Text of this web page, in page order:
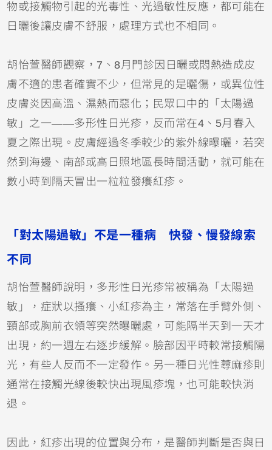
物或接觸物引起的光毒性、光過敏性反應，都可能在
日曬後讓皮膚不舒服，處理方式也不相同。
胡怡萱醫師觀察，7、8月門診因日曬或悶熱造成皮
膚不適的患者確實不少，但常見的是曬傷，或異位性
皮膚炎 因高溫、濕熱而惡化；民眾口中的「太陽過
敏」之一——多形性日光疹，反而常在4、5月春入
夏之際出現。皮膚經過冬季較少的紫外線曝曬，若突
然到海邊、南部或高日照地區長時間活動，就可能在
數小時到隔天冒出一粒粒發癢紅疹。
「對太陽過敏」不是一種病 快發、慢發線索
不同
胡怡萱醫師說明，多形性日光疹常被稱為「太陽過
敏」，症狀以搔癢、小紅疹為主，常落在手臂外側、
頸部或胸前衣領等突然曝曬處，可能隔半天到一天才
出現，約一週左右逐步緩解。臉部因平時較常接觸陽
光，有些人反而不一定發作。另一種日光性蕁麻疹則
通常在接觸光線後較快出現風疹塊，也可能較快消
退。
因此，紅疹出現的位置與分布，是醫師判斷是否與日